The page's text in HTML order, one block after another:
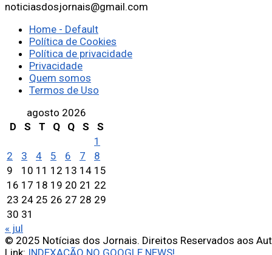
noticiasdosjornais@gmail.com
Home - Default
Política de Cookies
Política de privacidade
Privacidade
Quem somos
Termos de Uso
agosto 2026
D
S T Q Q S
S
1
2
3 4 5 6 7
8
9
10 11 12 13 14 15
16 17 18 19 20 21 22
23 24 25 26 27 28 29
30 31
« jul
© 2025 Notícias dos Jornais. Direitos Reservados aos